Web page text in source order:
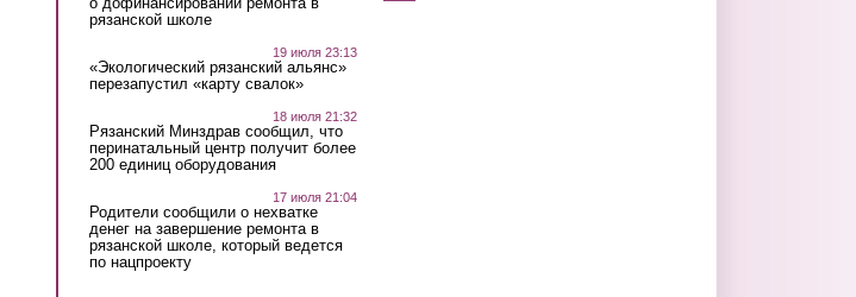
рязанской школе
19 июля 23:13
«Экологический рязанский альянс»
перезапустил «карту свалок»
18 июля 21:32
Рязанский Минздрав сообщил, что
перинатальный центр получит более
200 единиц оборудования
17 июля 21:04
Родители сообщили о нехватке
денег на завершение ремонта в
рязанской школе, который ведется
по нацпроекту